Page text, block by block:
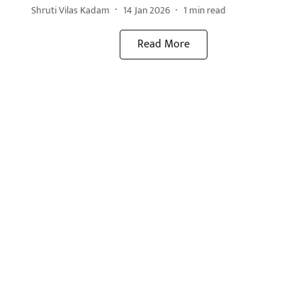
Shruti Vilas Kadam 14 Jan 2026 1 min read
Read More